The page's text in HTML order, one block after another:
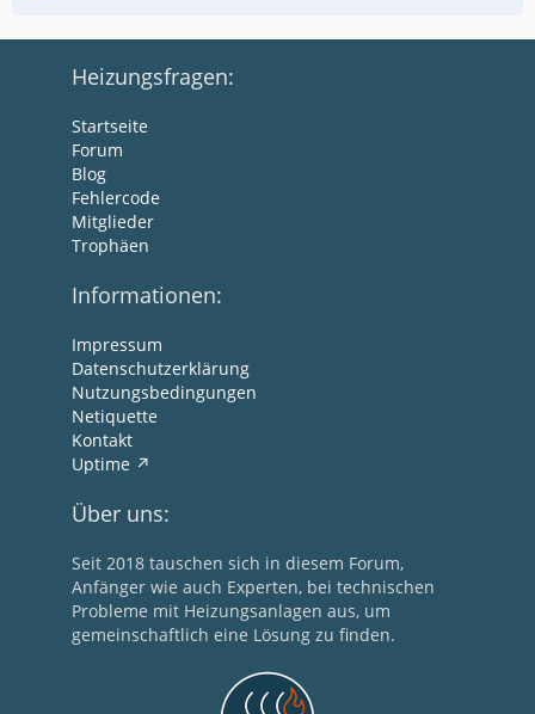
Heizungsfragen:
Startseite
Forum
Blog
Fehlercode
Mitglieder
Trophäen
Informationen:
Impressum
Datenschutzerklärung
Nutzungsbedingungen
Netiquette
Kontakt
Uptime
Über uns:
Seit 2018 tauschen sich in diesem Forum,
Anfänger wie auch Experten, bei technischen
Probleme mit Heizungsanlagen aus, um
gemeinschaftlich eine Lösung zu finden.